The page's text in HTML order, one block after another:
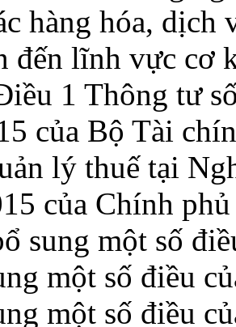
hàng hóa, dịch
đến lĩnh vực cơ
1 Thông tư
của Bộ Tài
lý thuế tại
của Chính
sung một số
một số điều
một số điều